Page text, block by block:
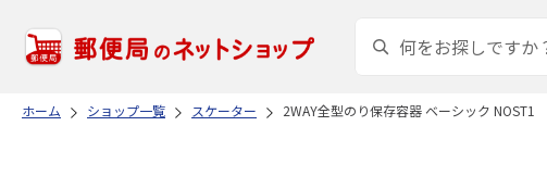
ホーム ショップ一覧 スケーター 2WAY全型のり保存容器 ベーシック NOST1